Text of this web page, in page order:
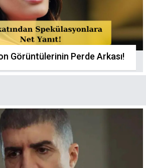
Görüntülerinin Perde Arkası!